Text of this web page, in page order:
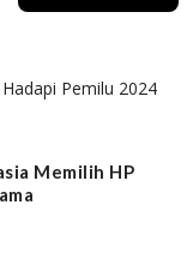
Pemilu 2024
Memilih HP